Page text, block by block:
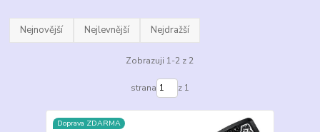
Nejnovější Nejlevnější Nejdražší
Zobrazuji 1-2 z 2
strana z 1
Doprava ZDARMA